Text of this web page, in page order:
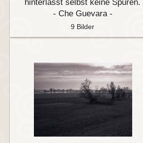
hinterlässt selbst keine Spuren.
- Che Guevara -
9 Bilder